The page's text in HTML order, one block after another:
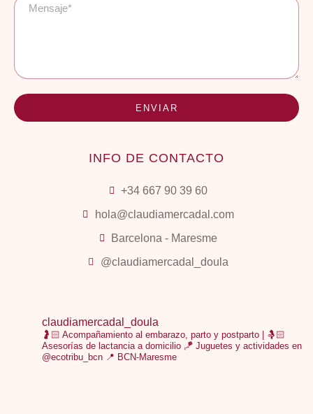
ENVIAR
INFO DE CONTACTO
+34 667 90 39 60
hola@claudiamercadal.com
Barcelona - Maresme
@claudiamercadal_doula
claudiamercadal_doula
🤰🏻 Acompañamiento al embarazo, parto y postparto | 🤱🏻
Asesorías de lactancia a domicilio 🪁 Juguetes y actividades en
@ecotribu_bcn 📍 BCN-Maresme